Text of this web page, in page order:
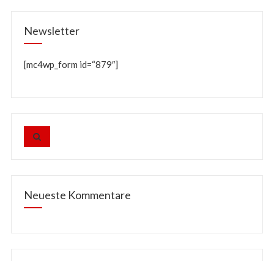
Newsletter
[mc4wp_form id=“879″]
Neueste Kommentare